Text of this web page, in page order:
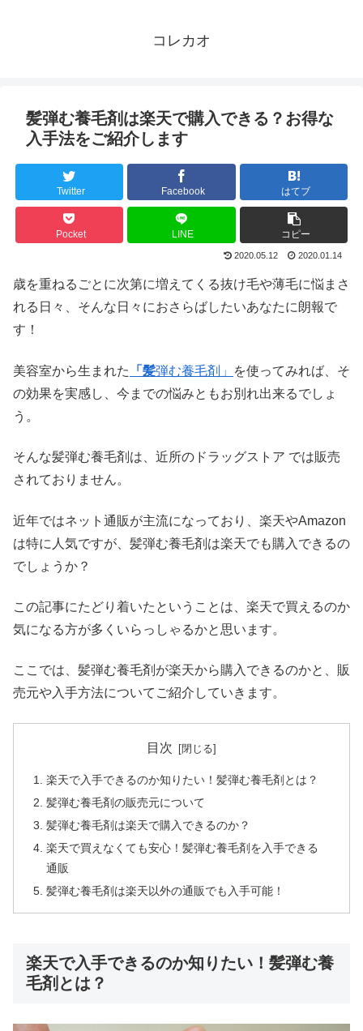
コレカオ
髪弾む養毛剤は楽天で購入できる？お得な
入手法をご紹介します
Twitter Facebook はてブ
Pocket LINE コピー
2020.05.12 2020.01.14
歳を重ねるごとに次第に増えてくる抜け毛や薄毛に悩まさ
れる日々、そんな日々におさらばしたいあなたに朗報で
す！
美容室から生まれた 「髪弾む養毛剤」
を使ってみれば、そ
の効果を実感し、今までの悩みともお別れ出来るでしょ
う。
そんな髪弾む養毛剤は、近所のドラッグストア では販売
されておりません。
近年ではネット通販が主流になっており、楽天やAmazon
は特に人気ですが、髪弾む養毛剤は楽天でも購入できるの
でしょうか？
この記事にたどり着いたということは、楽天で買えるのか
気になる方が多くいらっしゃるかと思います。
ここでは、髪弾む養毛剤が楽天から購入できるのかと、販
売元や入手方法についてご紹介していきます。
目次
楽天で入手できるのか知りたい！髪弾む養毛剤とは？
髪弾む養毛剤の販売元について
髪弾む養毛剤は楽天で購入できるのか？
楽天で買えなくても安心！髪弾む養毛剤を入手できる
通販
髪弾む養毛剤は楽天以外の通販でも入手可能！
楽天で入手できるのか知りたい！髪弾む養
毛剤とは？